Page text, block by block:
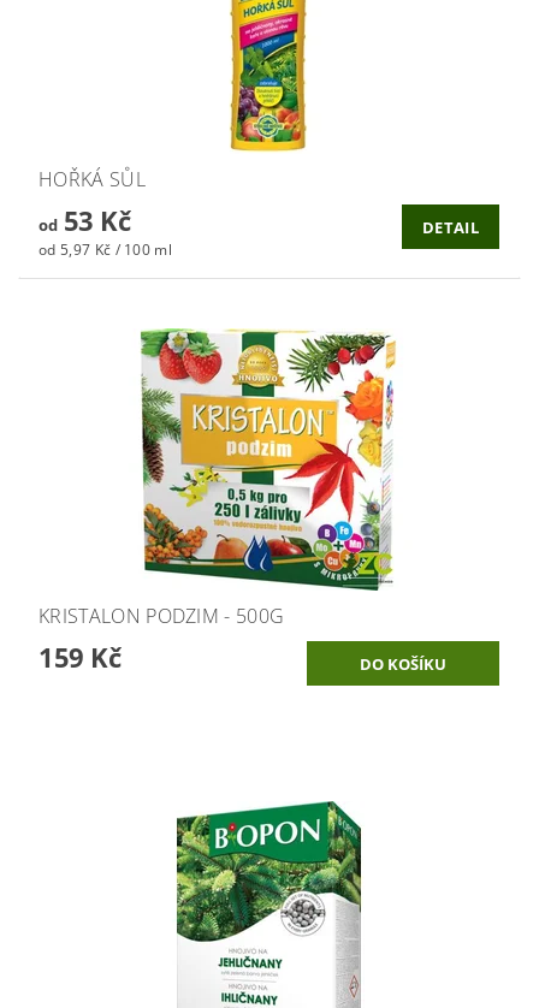
HOŘKÁ SŮL
od53 Kč
od 5,97 Kč / 100 ml
DETAIL
KRISTALON PODZIM - 500G
159 Kč